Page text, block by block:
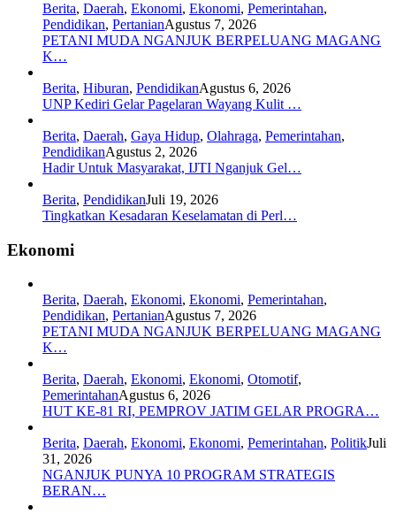
Berita, Daerah, Ekonomi, Ekonomi, Pemerintahan,
Pendidikan, PertanianAgustus 7, 2026
PETANI MUDA NGANJUK BERPELUANG MAGANG
K…
Berita, Hiburan, PendidikanAgustus 6, 2026
UNP Kediri Gelar Pagelaran Wayang Kulit …
Berita, Daerah, Gaya Hidup, Olahraga, Pemerintahan,
PendidikanAgustus 2, 2026
Hadir Untuk Masyarakat, IJTI Nganjuk Gel…
Berita, PendidikanJuli 19, 2026
Tingkatkan Kesadaran Keselamatan di Perl…
Ekonomi
Berita, Daerah, Ekonomi, Ekonomi, Pemerintahan,
Pendidikan, PertanianAgustus 7, 2026
PETANI MUDA NGANJUK BERPELUANG MAGANG
K…
Berita, Daerah, Ekonomi, Ekonomi, Otomotif,
PemerintahanAgustus 6, 2026
HUT KE-81 RI, PEMPROV JATIM GELAR PROGRA…
Berita, Daerah, Ekonomi, Ekonomi, Pemerintahan, PolitikJuli
31, 2026
NGANJUK PUNYA 10 PROGRAM STRATEGIS
BERAN…